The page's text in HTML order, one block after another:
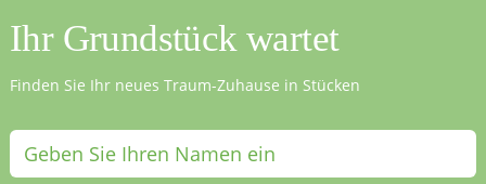
Ihr Grundstück wartet
Finden Sie Ihr neues Traum-Zuhause in Stücken